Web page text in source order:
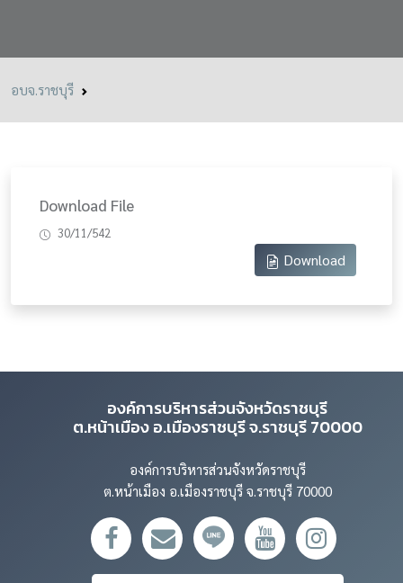
อบจ.ราชบุรี
Download File
30/11/542
Download
องค์การบริหารส่วนจังหวัดราชบุรี
ต.หน้าเมือง อ.เมืองราชบุรี จ.ราชบุรี 70000
องค์การบริหารส่วนจังหวัดราชบุรี
ต.หน้าเมือง อ.เมืองราชบุรี จ.ราชบุรี 70000